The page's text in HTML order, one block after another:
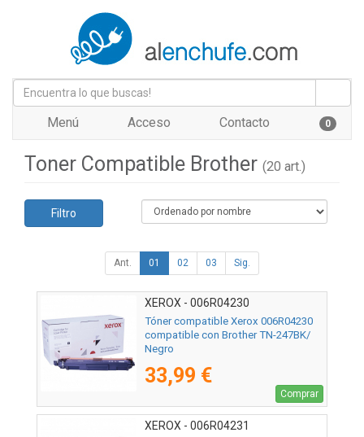
Menú Acceso Contacto 0
Toner Compatible Brother (20 art.)
Filtro
Ant. 01 02 03 Sig.
XEROX - 006R04230
Tóner compatible Xerox 006R04230
compatible con Brother TN-247BK/
Negro
33,99 €
Comprar
XEROX - 006R04231